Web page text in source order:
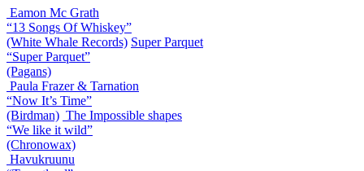
Eamon Mc Grath
“13 Songs Of Whiskey”
(White Whale Records) Super Parquet
“Super Parquet”
(Pagans)
Paula Frazer & Tarnation
“Now It’s Time”
(Birdman) The Impossible shapes
“We like it wild”
(Chronowax)
Havukruunu